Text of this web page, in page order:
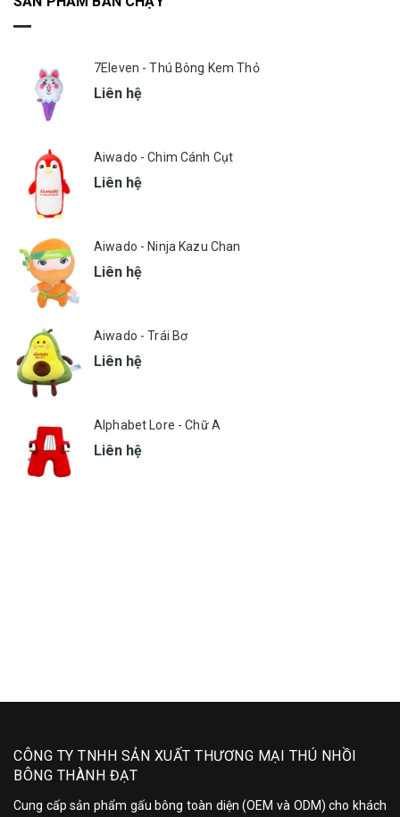
7Eleven - Thú Bông Kem Thỏ
Liên hệ
Aiwado - Chim Cánh Cụt
Liên hệ
Aiwado - Ninja Kazu Chan
Liên hệ
Aiwado - Trái Bơ
Liên hệ
Alphabet Lore - Chữ A
Liên hệ
CÔNG TY TNHH SẢN XUẤT THƯƠNG MẠI THÚ NHỒI
BÔNG THÀNH ĐẠT
Cung cấp sản phẩm gấu bông toàn diện (OEM và ODM) cho khách